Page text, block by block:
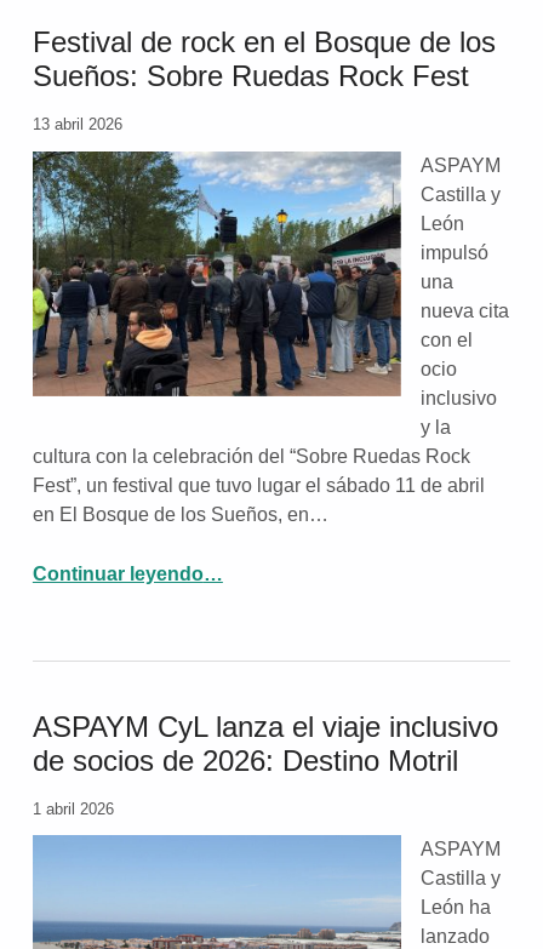
Festival de rock en el Bosque de los
Sueños: Sobre Ruedas Rock Fest
13 abril 2026
ASPAYM
Castilla y
León
impulsó
una
nueva cita
con el
ocio
inclusivo
y la
cultura con la celebración del “Sobre Ruedas Rock
Fest”, un festival que tuvo lugar el sábado 11 de abril
en El Bosque de los Sueños, en…
Continuar leyendo“Festival de rock en el Bosque de los Sueños: Sobre Ruedas Rock Fest”
…
ASPAYM CyL lanza el viaje inclusivo
de socios de 2026: Destino Motril
1 abril 2026
ASPAYM
Castilla y
León ha
lanzado